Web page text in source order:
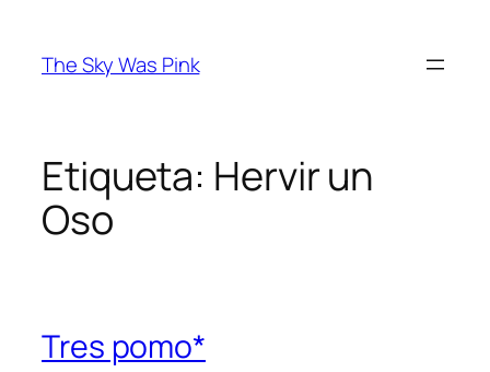
contenido
The Sky Was Pink
Etiqueta: Hervir un
Oso
Tres pomo*